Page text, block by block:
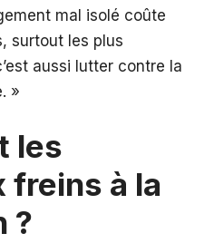
mal isolé coûte
surtout les plus
aussi lutter contre la
»
les
freins à la
?